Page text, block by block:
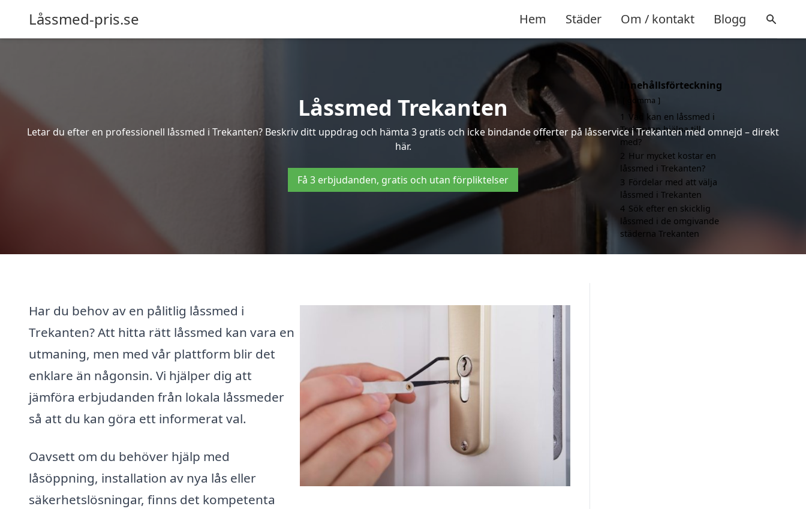
Låssmed-pris.se Hem Städer Om / kontakt Blogg
Låssmed Trekanten
Letar du efter en professionell låssmed i Trekanten? Beskriv ditt uppdrag och hämta 3 gratis och icke bindande offerter på låsservice i Trekanten med omnejd – direkt
här.
Få 3 erbjudanden, gratis och utan förpliktelser
Har du behov av en pålitlig låssmed i
Trekanten? Att hitta rätt låssmed kan vara en
utmaning, men med vår plattform blir det
enklare än någonsin. Vi hjälper dig att
jämföra erbjudanden från lokala låssmeder
så att du kan göra ett informerat val.
Oavsett om du behöver hjälp med
låsöppning, installation av nya lås eller
säkerhetslösningar, finns det kompetenta
Innehållsförteckning
gömma
1 Vad kan en låssmed i
Trekanten hjälpa till
med?
2 Hur mycket kostar en
låssmed i Trekanten?
3 Fördelar med att välja
låssmed i Trekanten
4 Sök efter en skicklig
låssmed i de omgivande
städerna Trekanten